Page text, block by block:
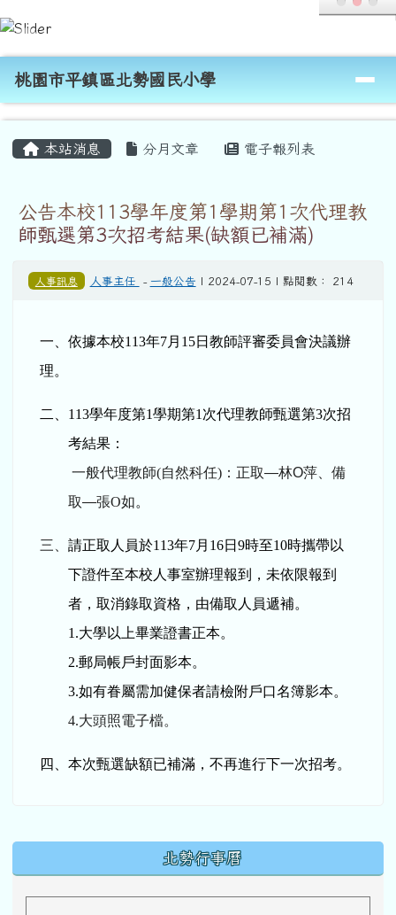
跳至主內容區
桃園市平鎮區北勢國民小學
導覽列
桃園市平鎮區北勢國民小學
本站消息 分月文章 電子報列表
公告本校113學年度第1學期第1次代理教
師甄選第3次招考結果(缺額已補滿)
人事訊息 人事主任 - 一般公告 | 2024-07-15 | 點閱數： 214
一、依據本校113年7月15日教師評審委員會決議辦
理。
二、113學年度第1學期第1次代理教師甄選第3次招
考結果：
一般代理教師(自然科任)：正取—林O萍 、備
取—張O如。
三、 請正取人員於113年7月16日9時至10時攜帶以
下證件至本校人事室辦理報到，未依限報到
者，取消錄取資格，由備取人員遞補。
1.大學以上畢業證書正本。
2.郵局帳戶封面影本。
3.如有眷屬需加健保者請檢附戶口名簿影本。
4.大頭照電子檔。
四、本次甄選缺額已補滿，不再進行下一次招考。
北勢行事曆